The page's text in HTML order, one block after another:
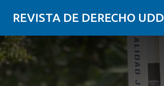
REVISTA DE DERECHO UDD